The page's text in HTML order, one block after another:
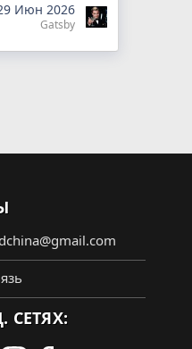
Июн 2026
Gatsby
СЕТЯХ: